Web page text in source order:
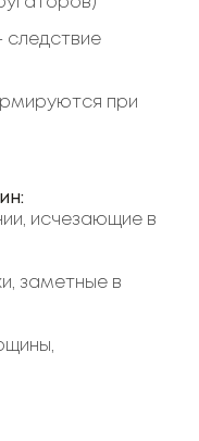
следствие
при
исчезающие в
заметные в